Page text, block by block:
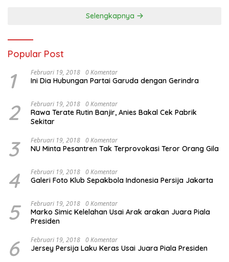
Selengkapnya
Popular Post
1 Februari 19, 2018 0 Komentar
Ini Dia Hubungan Partai Garuda dengan Gerindra
2 Februari 19, 2018 0 Komentar
Rawa Terate Rutin Banjir, Anies Bakal Cek Pabrik
Sekitar
3 Februari 19, 2018 0 Komentar
NU Minta Pesantren Tak Terprovokasi Teror Orang Gila
4 Februari 19, 2018 0 Komentar
Galeri Foto Klub Sepakbola Indonesia Persija Jakarta
5 Februari 19, 2018 0 Komentar
Marko Simic Kelelahan Usai Arak arakan Juara Piala
Presiden
6 Februari 19, 2018 0 Komentar
Jersey Persija Laku Keras Usai Juara Piala Presiden